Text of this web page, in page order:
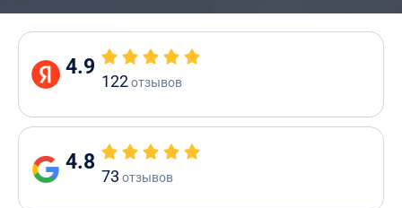
4.9
122отзывов
4.8
73 отзывов